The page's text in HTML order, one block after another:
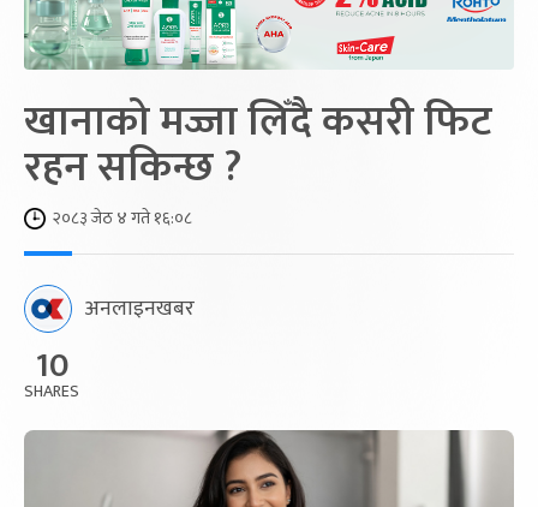
खानाको मज्जा लिँदै कसरी फिट
रहन सकिन्छ ?
२०८३ जेठ ४ गते १६:०८
अनलाइनखबर
10
SHARES